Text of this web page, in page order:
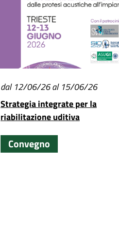
dal 12/06/26 al 15/06/26
Strategia integrate per la
riabilitazione uditiva
Convegno